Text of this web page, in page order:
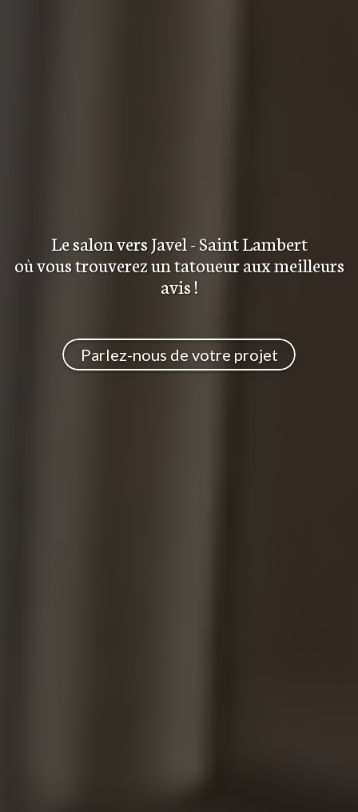
Le salonvers Javel - Saint Lambert
où vous trouverezun tatoueur aux meilleurs
avis!
Parlez-nous de votre projet